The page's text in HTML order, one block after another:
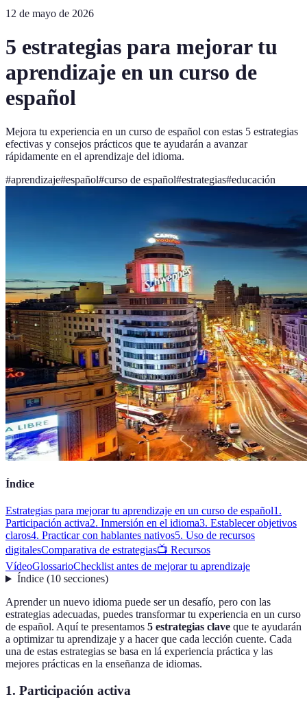
12 de mayo de 2026
5 estrategias para mejorar tu
aprendizaje en un curso de
español
Mejora tu experiencia en un curso de español con estas 5 estrategias
efectivas y consejos prácticos que te ayudarán a avanzar
rápidamente en el aprendizaje del idioma.
#aprendizaje#español#curso de español#estrategias#educación
Índice
Estrategias para mejorar tu aprendizaje en un curso de español1.
Participación activa2. Inmersión en el idioma3. Establecer objetivos
claros4. Practicar con hablantes nativos5. Uso de recursos
digitalesComparativa de estrategias📺 Recursos
VídeoGlossarioChecklist antes de mejorar tu aprendizaje
Índice(10 secciones)
Aprender un nuevo idioma puede ser un desafío, pero con las
estrategias adecuadas, puedes transformar tu experiencia en un curso
de español. Aquí te presentamos 5 estrategias clave que te ayudarán
a optimizar tu aprendizaje y a hacer que cada lección cuente. Cada
una de estas estrategias se basa en lá experiencia práctica y las
mejores prácticas en la enseñanza de idiomas.
1. Participación activa